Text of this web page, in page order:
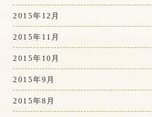
2015年12月
2015年11月
2015年10月
2015年9月
2015年8月